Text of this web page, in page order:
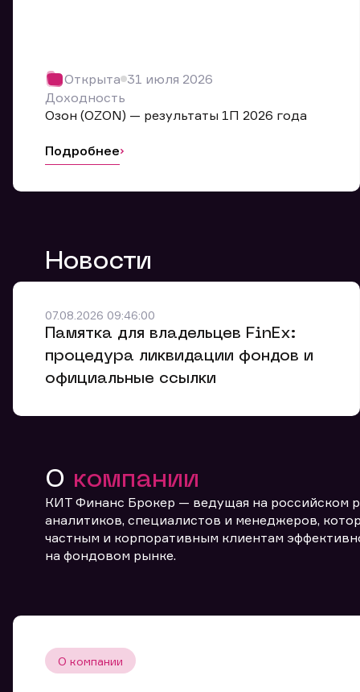
Открыта 31 июля 2026
Доходность
Озон (OZON) — результаты 1П 2026 года
Подробнее
Новости
07.08.2026 09:46:00
Памятка для владельцев FinEx:
процедура ликвидации фондов и
официальные ссылки
О компании
КИТ Финанс Брокер — ведущая на российском
аналитиков, специалистов и менеджеров,
частным и корпоративным клиентам
на фондовом рынке.
О компании
Мы
Ваше